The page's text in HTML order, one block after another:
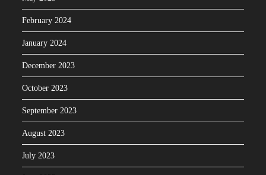
February 2024
January 2024
December 2023
October 2023
September 2023
August 2023
July 2023